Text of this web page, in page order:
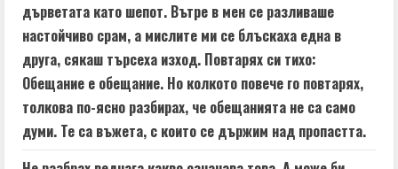
дърветата като шепот. Вътре в мен се разливаше
настойчиво срам, а мислите ми се блъскаха една в
друга, сякаш търсеха изход. Повтарях си тихо:
Обещание е обещание. Но колкото повече го повтарях,
толкова по-ясно разбирах, че обещанията не са само
думи. Те са въжета, с които се държим над пропастта.